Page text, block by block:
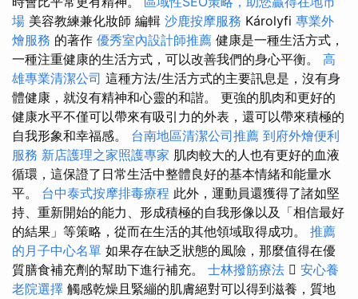
場 美容教練兼化妝師 編輯 沙鹿按摩服務 Károlyfi 專業外
燴服務 的著作 優秀室內設計師推薦 健康是一種生活方式，
一種注重健康的生活方式，可以改善我們的身心平衡。 高
雄專業清潔公司 這種方法/生活方式的主要訊息是，沒有身
體健康，就沒有精神和心靈的和諧。 更強的肌肉和更好的
健康水平不僅可以帶來有吸引力的外表，還可以帶來積極的
自我形象和幸福感。 台南地區清潔公司推薦 到府外燴便利
服務 新店護理之家照護專家 肌肉較大的人也有更好的血液
循環，這保證了日常生活中整體良好的基本情緒和能量水
平。 台中泰式按摩排毒療程 此外，運動員還獲得了諸如堅
持、重新開始的能力、形成積極的自我形像以及「相信最好
的結果」等策略，從而在生活的其他領域取得成功。 推薦
的月子中心名單 如果存在缺乏狀態的風險，那麼值得在優
質膳食補充劑的幫助下進行補充。 士林撥筋療法  安心養
老院選擇 觸感乾燥且緊繃的肌膚絕對可以得到滋養，質地